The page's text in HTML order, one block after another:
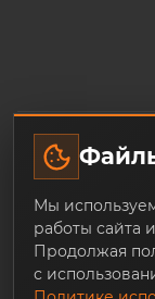
инструмента
Мы
работы сайта
Продолжая
с